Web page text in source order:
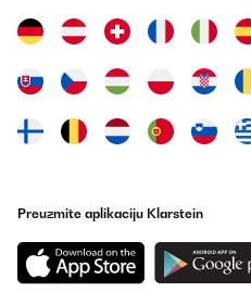
Preuzmite aplikaciju Klarstein